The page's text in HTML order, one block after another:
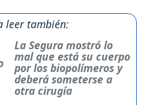
leer también:
La Segura mostró lo
mal que está su cuerpo
por los biopolímeros y
deberá someterse a
otra cirugía